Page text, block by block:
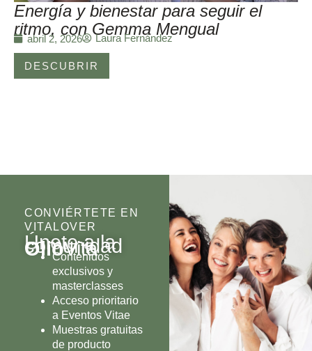
Energía y bienestar para seguir el
ritmo, con Gemma Mengual
abril 2, 2026 Laura Fernández
DESCUBRIR
CONVIÉRTETE EN
VITALOVER
Únete a la
comunidad
OlioVita
Contenidos
exclusivos y
masterclasses
Acceso prioritario
a Eventos Vitae
Muestras gratuitas
de producto